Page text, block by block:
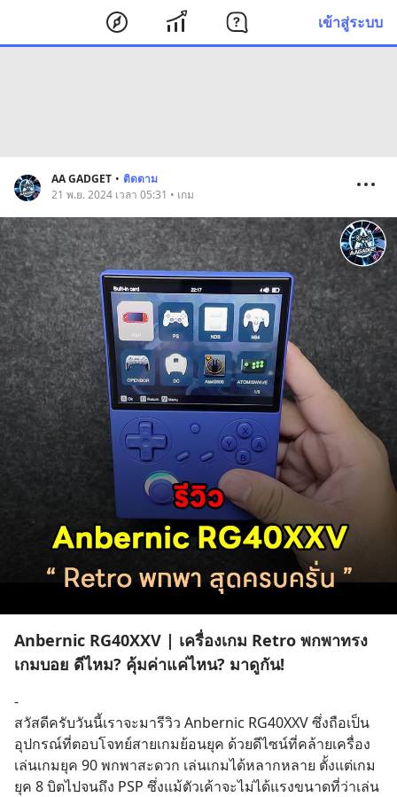
เข้าสู่ระบบ
AA GADGET • ติดตาม
21 พ.ย. 2024 เวลา 05:31 • เกม
Anbernic RG40XXV | เครื่องเกม Retro พกพาทรง
เกมบอย ดีไหม? คุ้มค่าแค่ไหน? มาดูกัน!
-
สวัสดีครับวันนี้เราจะมารีวิว Anbernic RG40XXV ซึ่งถือเป็น
อุปกรณ์ที่ตอบโจทย์สายเกมย้อนยุค ด้วยดีไซน์ที่คล้ายเครื่อง
เล่นเกมยุค 90 พกพาสะดวก เล่นเกมได้หลากหลาย ตั้งแต่เกม
ยุค 8 บิตไปจนถึง PSP ซึ่งแม้ตัวเค้าจะไม่ได้แรงขนาดที่ว่าเล่น